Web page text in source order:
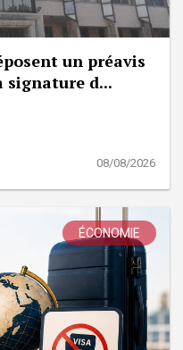
un préavis
signature d...
08/08/2026
ÉCONOMIE